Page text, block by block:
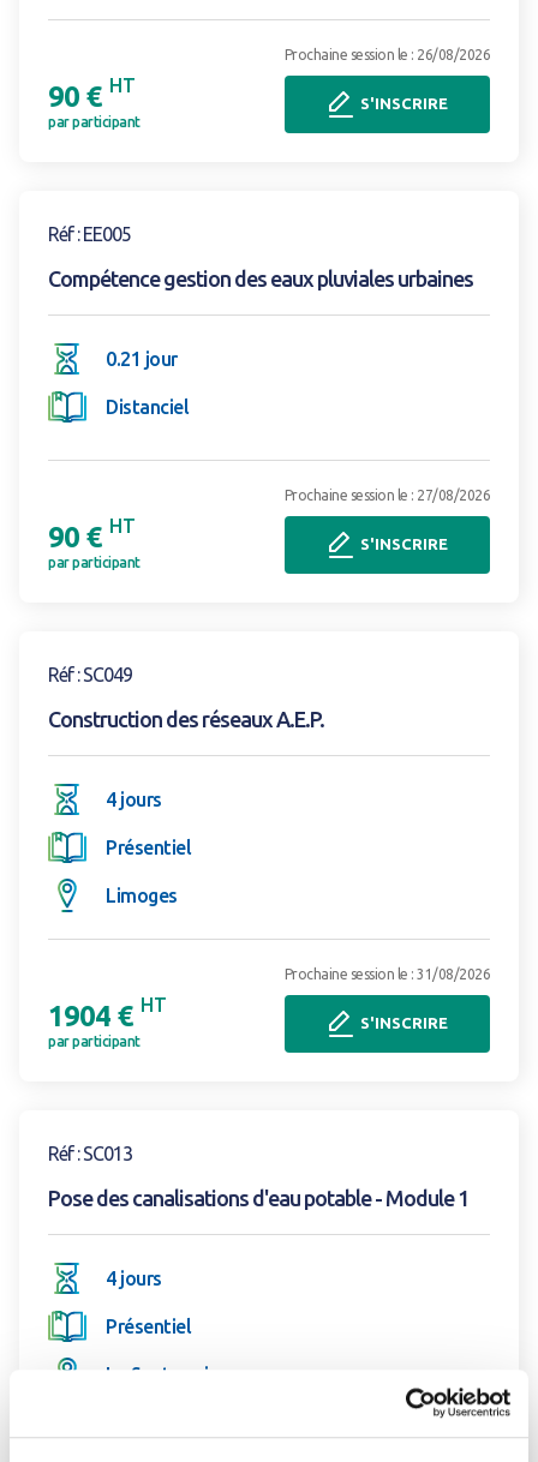
90 € HT
par participant
Prochaine session le : 26/08/2026
S'INSCRIRE
Réf : EE005
Compétence gestion des eaux pluviales urbaines
0.21 jour
Distanciel
90 € HT
par participant
Prochaine session le : 27/08/2026
S'INSCRIRE
Réf : SC049
Construction des réseaux A.E.P.
4 jours
Présentiel
Limoges
1904 € HT
par participant
Prochaine session le : 31/08/2026
S'INSCRIRE
Réf : SC013
Pose des canalisations d'eau potable - Module 1
4 jours
Présentiel
La Souterraine
1/2